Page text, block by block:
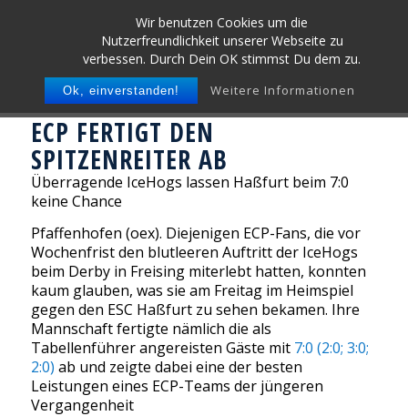
Wir benutzen Cookies um die
Nutzerfreundlichkeit unserer Webseite zu
verbessen. Durch Dein OK stimmst Du dem zu.
Ok, einverstanden! Weitere Informationen
ECP FERTIGT DEN
SPITZENREITER AB
Überragende IceHogs lassen Haßfurt beim 7:0
keine Chance
Pfaffenhofen (oex). Diejenigen ECP-Fans, die vor
Wochenfrist den blutleeren Auftritt der IceHogs
beim Derby in Freising miterlebt hatten, konnten
kaum glauben, was sie am Freitag im Heimspiel
gegen den ESC Haßfurt zu sehen bekamen. Ihre
Mannschaft fertigte nämlich die als
Tabellenführer angereisten Gäste mit 7:0 (2:0; 3:0;
2:0) ab und zeigte dabei eine der besten
Leistungen eines ECP-Teams der jüngeren
Vergangenheit